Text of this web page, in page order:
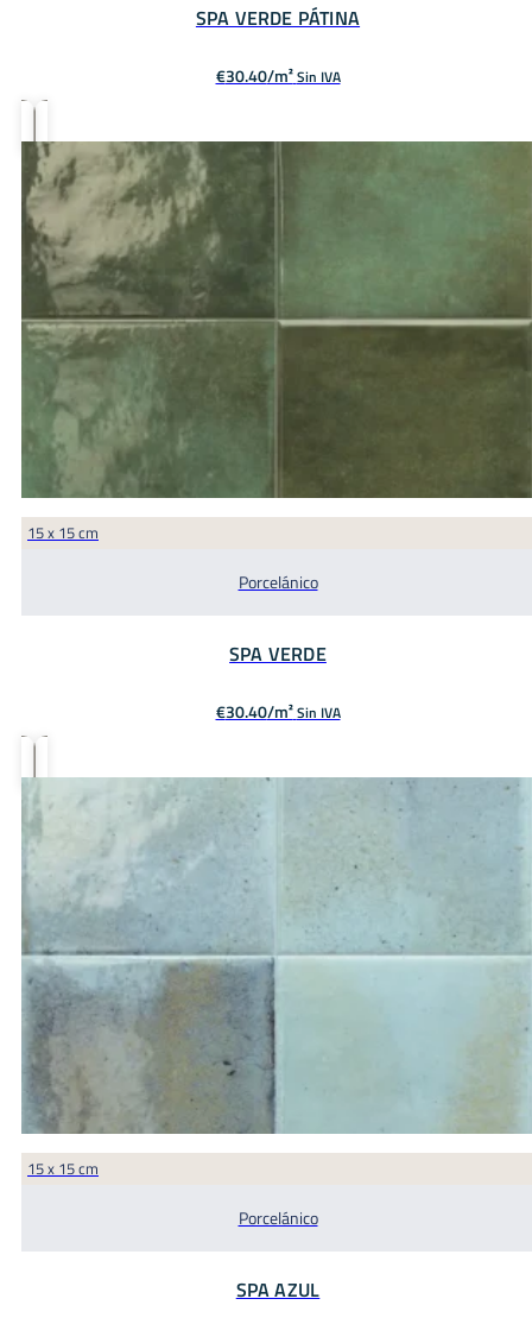
SPA VERDE PÁTINA
€30.40 Sin IVA
15 x 15 cm
Porcelánico
SPA VERDE
€30.40 Sin IVA
15 x 15 cm
Porcelánico
SPA AZUL